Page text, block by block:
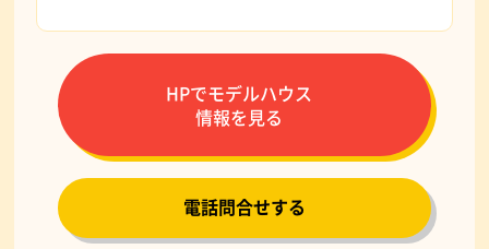
HPでモデルハウス
情報を見る
電話問合せする